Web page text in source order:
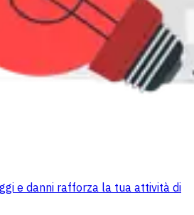
e danni rafforza la tua attività di